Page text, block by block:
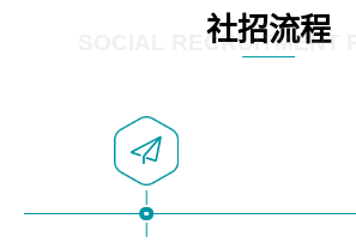
4、掌握DevOps思想、方法和流程。Jenkins工具使用；
5、掌握常见中间件配置与优化，如mysql、nginx等；
社招流程
SOCIAL RECRUITMENT